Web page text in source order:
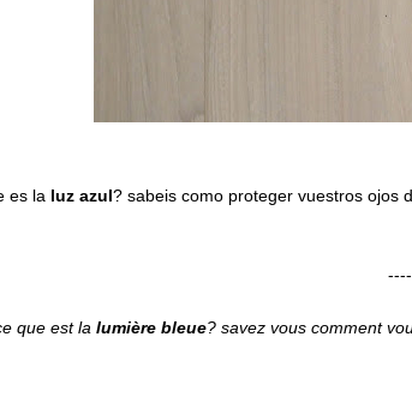
es la luz azul? sabeis como proteger vuestros ojos
que est la lumière bleue? savez vous comment